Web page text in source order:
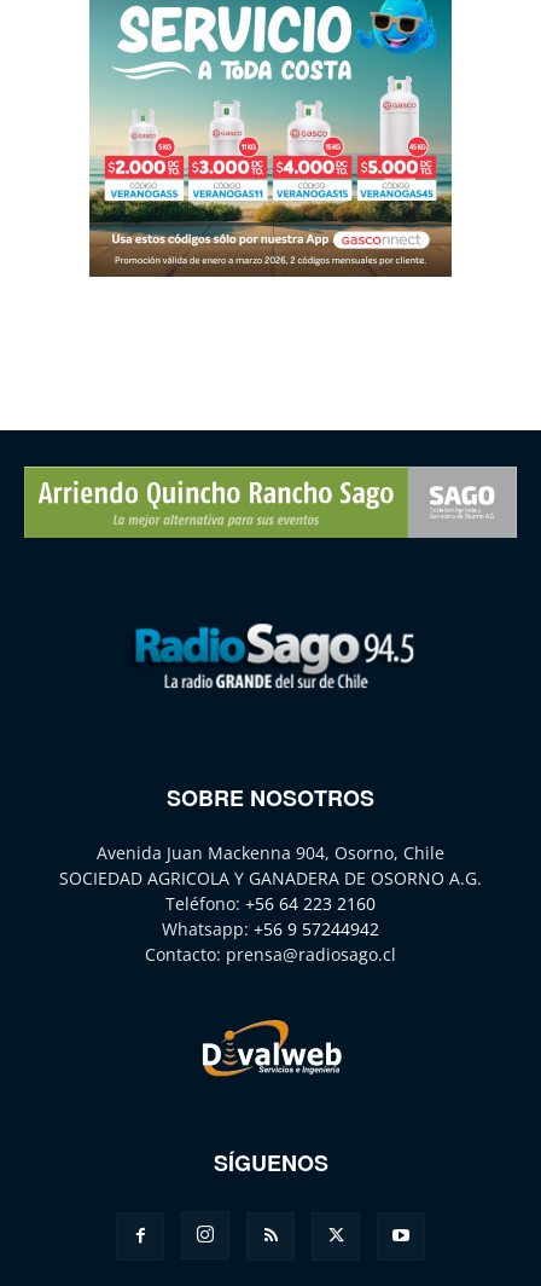
SOBRE NOSOTROS
Avenida Juan Mackenna 904, Osorno, Chile
SOCIEDAD AGRICOLA Y GANADERA DE OSORNO A.G.
Teléfono: +56 64 223 2160
Whatsapp: +56 9 57244942
Contacto: prensa@radiosago.cl
SÍGUENOS